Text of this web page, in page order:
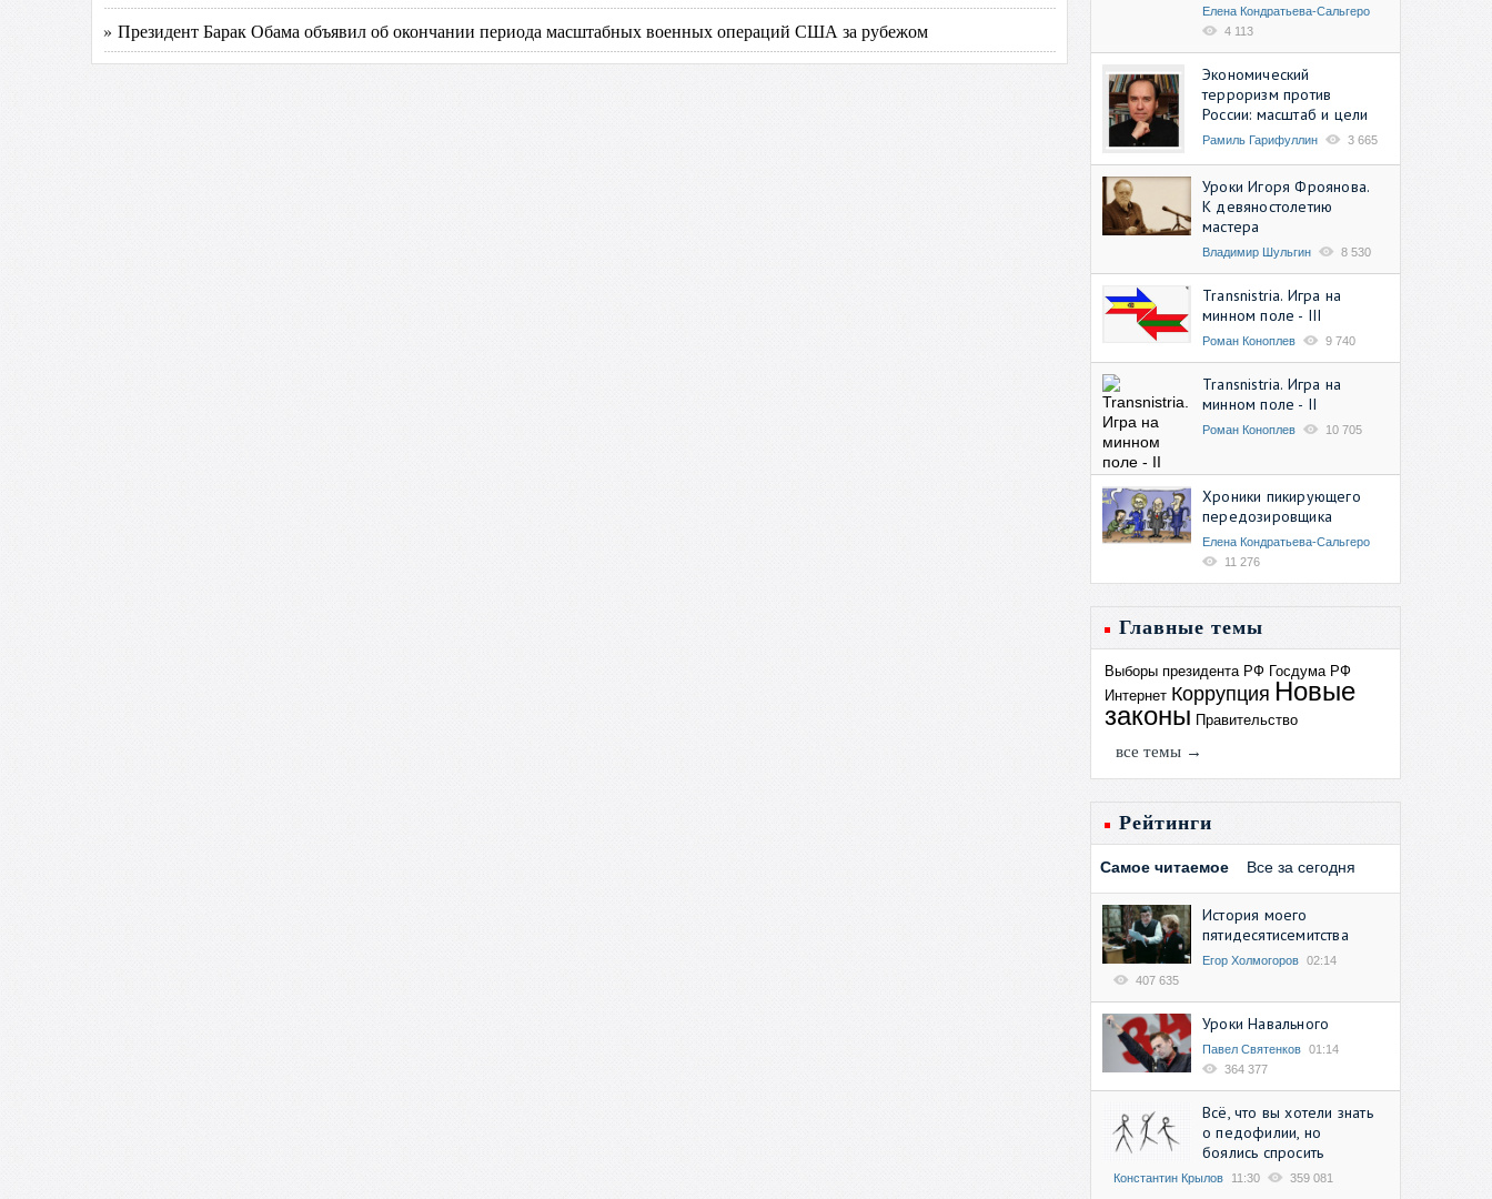
» Президент Барак Обама объявил об окончании периода масштабных военных операций США за рубежом
Елена Кондратьева-Сальгеро
4 113
Экономический
терроризм против
России: масштаб и цели
Рамиль Гарифуллин 3 665
Уроки Игоря Фроянова.
К девяностолетию
мастера
Владимир Шульгин 8 530
Transnistria. Игра на
минном поле - III
Роман Коноплев 9 740
Transnistria. Игра на
минном поле - II
Роман Коноплев 10 705
Хроники пикирующего
передозировщика
Елена Кондратьева-Сальгеро
11 276
Главные темы
Выборы президента РФ Госдума РФ
Интернет Коррупция Новые
законы Правительство
все темы →
Рейтинги
Самое читаемое Все за сегодня
История моего
пятидесятисемитства
Егор Холмогоров 02:14
407 635
Уроки Навального
Павел Святенков 01:14
364 377
Всё, что вы хотели знать
о педофилии, но
боялись спросить
Константин Крылов 11:30 359 081